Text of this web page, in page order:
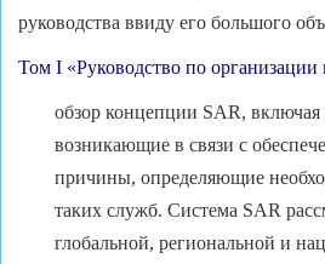
руководства ввиду его большого
Том I «Руководство по
обзор концепции SAR, включая
возникающие в связи с
причины, определяющие
таких служб. Система SAR
глобальной, региональной и